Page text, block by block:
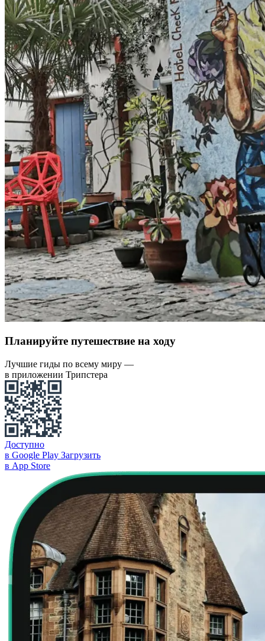
Планируйте путешествие на ходу
Лучшие гиды по всему миру —
в приложении Трипстера
Доступно
в Google Play Загрузить
в App Store